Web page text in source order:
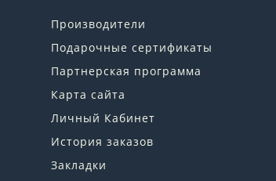
Производители
Подарочные сертификаты
Партнерская программа
Карта сайта
Личный Кабинет
История заказов
Закладки